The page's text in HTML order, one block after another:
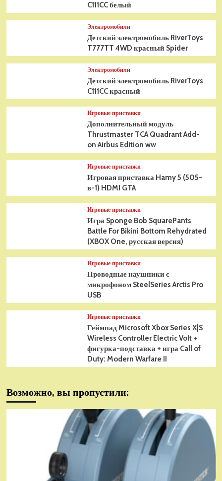
C111CC белый
Электромобили
Детский электромобиль RiverToys
T777TT 4WD красный Spider
Электромобили
Детский электромобиль RiverToys
C111CC красный
Игровые приставки
Дополнительный модуль
Thrustmaster TCA Quadrant Add-
on Airbus Edition ww
Игровые приставки
Игровая приставка Hamy 5 (505-
в-1) HDMI GTA
Игровые приставки
Игра Sponge Bob SquarePants
Battle For Bikini Bottom Rehydrated
(XBOX One, русская версия)
Игровые приставки
Проводные наушники с
микрофоном SteelSeries Arctis Pro
USB
Игровые приставки
Геймпад Microsoft Xbox Series X|S
Wireless Controller Electric Volt +
фигурка-подставка + игра Call of
Duty: Modern Warfare II
Возможно, вы пропустили: